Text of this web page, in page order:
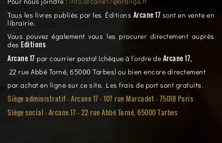
Tous les livres publiés par les Éditions Arcane 17 sont en vente en
librairie.
Vous pouvez également vous les procurer directement auprès
des Editions
Arcane 17 par courrier postal (chèque à l’ordre de Arcane 17,
22 rue Abbé Torné, 65000 Tarbes) ou bien encore directement
par achat en ligne sur ce site. Les frais de port sont gratuits.
Siège administratif - Arcane 17 - 107 rue Marcadet - 75018 Paris
Siège social -Arcane 17 - 22 rue Abbé Torné, 65000 Tarbes